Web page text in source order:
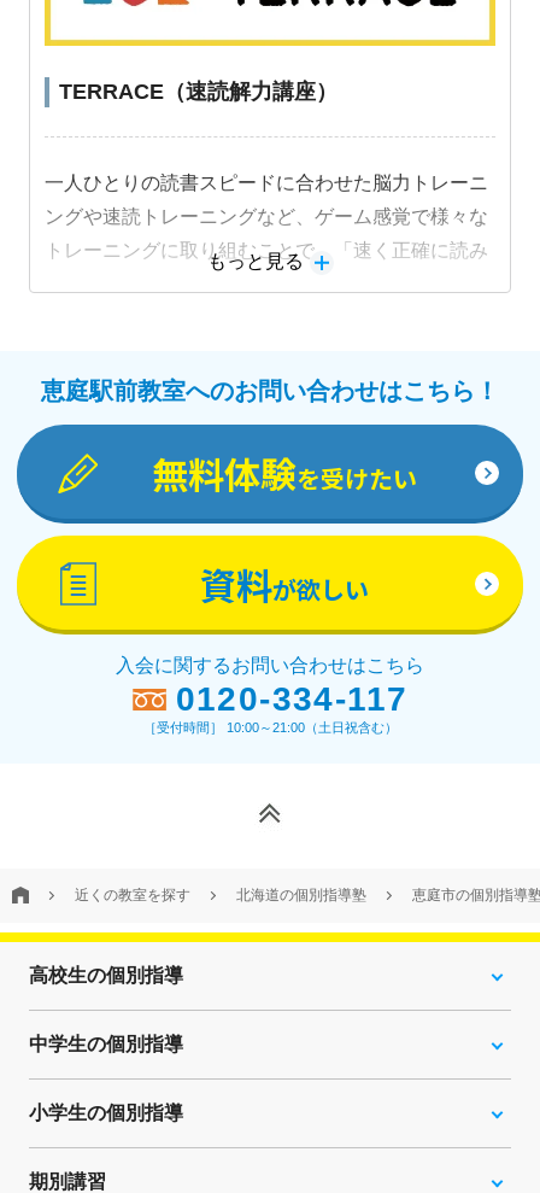
TERRACE（速読解力講座）
一人ひとりの読書スピードに合わせた脳力トレーニ
ングや速読トレーニングなど、ゲーム感覚で様々な
トレーニングに取り組むことで、「速く正確に読み
もっと見る
恵庭駅前教室へのお問い合わせはこちら！
無料体験を受けたい
資料が欲しい
入会に関するお問い合わせはこちら
0120-334-117
［受付時間］ 10:00～21:00（土日祝含む）
近くの教室を探す 北海道の個別指導塾 恵庭市の個別指導
高校生の個別指導
中学生の個別指導
小学生の個別指導
期別講習